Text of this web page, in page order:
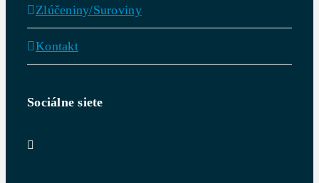
Zlúčeniny/Suroviny
Kontakt
Sociálne siete